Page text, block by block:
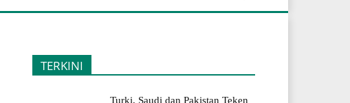
TERKINI
Turki, Saudi dan Pakistan Teken